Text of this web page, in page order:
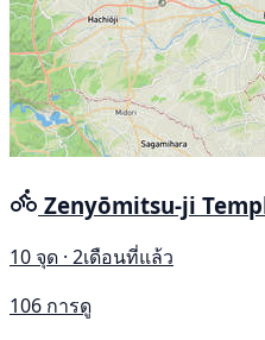
Zenyōmitsu-ji
10 จุด · 2เดือนที่แล้ว
106 การดู